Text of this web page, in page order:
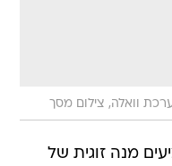
וואלה, צילום מסך
מנה זוגית של